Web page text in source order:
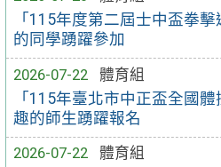
「115年度第二屆士中盃拳
的同學踴躍參加
2026-07-22
體育組
「115年臺北市中正盃全國
趣的師生踴躍報名
2026-07-22
體育組